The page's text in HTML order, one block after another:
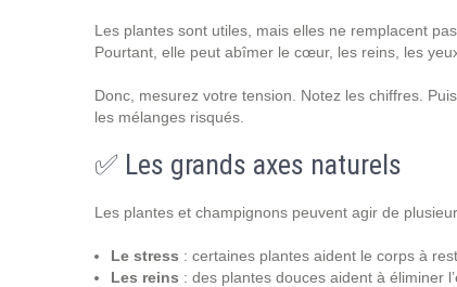
Les plantes sont utiles, mais elles ne remplacent
Pourtant, elle peut abîmer le cœur, les reins, les
Donc, mesurez votre tension. Notez les chiffres.
les mélanges risqués.
✅ Les grands axes naturels
Les plantes et champignons peuvent agir de
Le stress : certaines plantes aident le corps à
Les reins : des plantes douces aident à éliminer